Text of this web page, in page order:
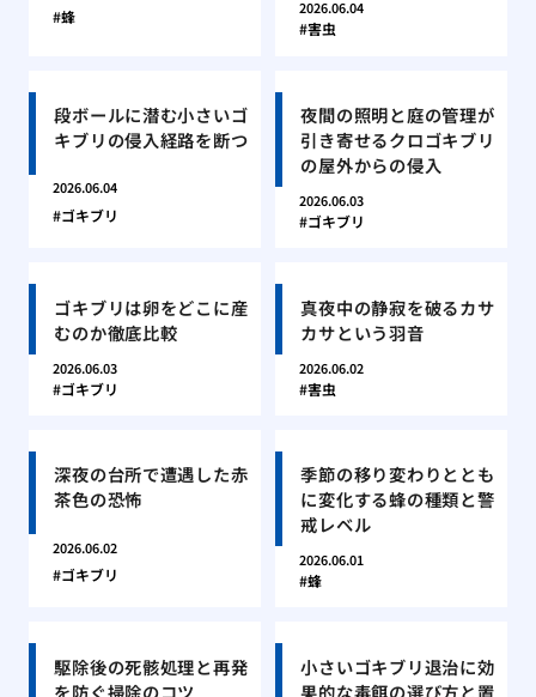
蜂 2026.06.04
害虫
段ボールに潜む小さいゴ
キブリの侵入経路を断つ
2026.06.04
ゴキブリ
夜間の照明と庭の管理が
引き寄せるクロゴキブリ
の屋外からの侵入
2026.06.03
ゴキブリ
ゴキブリは卵をどこに産
むのか徹底比較
2026.06.03
ゴキブリ
真夜中の静寂を破るカサ
カサという羽音
2026.06.02
害虫
深夜の台所で遭遇した赤
茶色の恐怖
2026.06.02
ゴキブリ
季節の移り変わりととも
に変化する蜂の種類と警
戒レベル
2026.06.01
蜂
駆除後の死骸処理と再発
を防ぐ掃除のコツ
小さいゴキブリ退治に効
果的な毒餌の選び方と置